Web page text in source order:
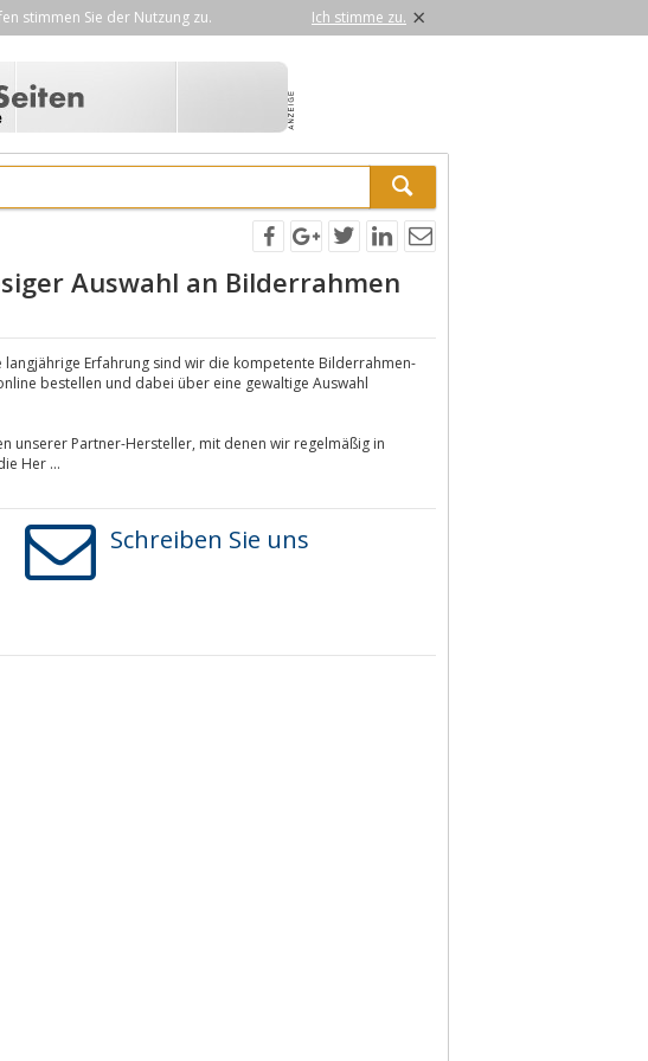
stimmen Sie der Nutzung zu. Ich stimme zu. ×
Auswahl an Bilderrahmen
Erfahrung sind wir die kompetente Bilderrahmen-
bestellen und dabei über eine gewaltige Auswahl
unserer Partner-Hersteller, mit denen wir regelmäßig in
Her ...
Schreiben Sie uns